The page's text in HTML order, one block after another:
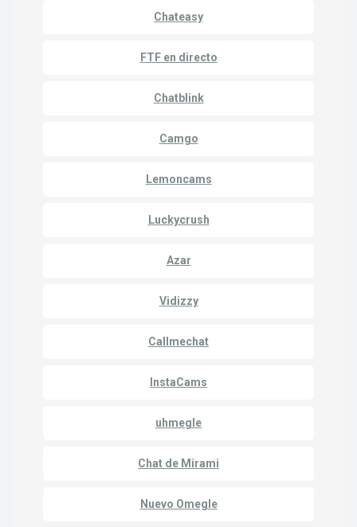
Chateasy
FTF en directo
Chatblink
Camgo
Lemoncams
Luckycrush
Azar
Vidizzy
Callmechat
InstaCams
uhmegle
Chat de Mirami
Nuevo Omegle